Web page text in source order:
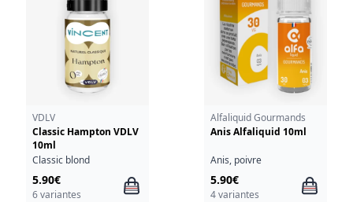
VDLV
Classic Hampton VDLV
10ml
Classic blond
5.90€
6 variantes
Alfaliquid Gourmands
Anis Alfaliquid 10ml
Anis, poivre
5.90€
4 variantes